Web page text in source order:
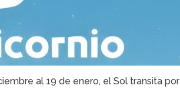
al 19 de enero, el Sol transita por